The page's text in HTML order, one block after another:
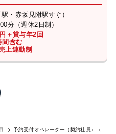
・赤坂見附駅すぐ）
分（週休2日制）
＋賞与年2回
間含む
上連動制
予約受付オペレーター（契約社員）（永